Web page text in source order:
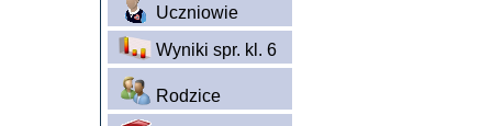
Uczniowie
Wyniki spr. kl. 6
Rodzice